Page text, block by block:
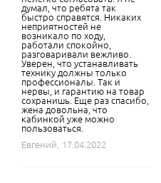
думал, что ребята так
быстро справятся. Никаких
неприятностей не
возникало по ходу,
работали спокойно,
разговаривали вежливо.
Уверен, что устанавливать
технику должны только
профессионалы. Так и
нервы, и гарантию на товар
сохранишь. Еще раз спасибо,
жена довольна, что
кабинкой уже можно
пользоваться.
Евгений,
17.04.2022